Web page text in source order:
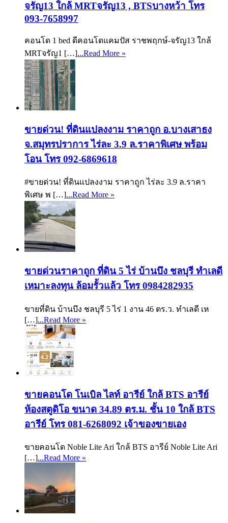
จรัญ13 ใกล้ MRTจรัญ13 , BTSบางหว้า โทร
093-7658997
คอนโด 1 bed ดีคอนโดแคมปัส ราชพฤกษ์-จรัญ13 ใกล้
MRTจรัญ1 […]...Read More »
ขายด่วน! ที่ดินแปลงงาม ราคาถูก อ.บางเสาธง
จ.สมุทรปราการ ไร่ละ 3.9 ล.ราคาพิเศษ พร้อม
โอน โทร 092-6869618
#ขายด่วน! ที่ดินแปลงงาม ราคาถูก ไร่ละ 3.9 ล.ราคา
พิเศษ พ […]...Read More »
ขายด่วนราคาถูก ที่ดิน 5 ไร่ บ้านบึง ชลบุรี ทำเลดี
เหมาะลงทุน ล้อมรั้วแล้ว โทร 0984282935
ขายที่ดิน บ้านบึง ชลบุรี 5 ไร่ 1 งาน 46 ตร.ว. ทำเลดี เห
[…]...Read More »
ขายคอนโด โนเบิล ไลท์ อารีย์ ใกล้ BTS อารีย์
ห้องสตูดิโอ ขนาด 34.89 ตร.ม. ชั้น 10 ใกล้ BTS
อารีย์ โทร 081-6268092 เจ้าของขายเอง
ขายคอนโด Noble Lite Ari ใกล้ BTS อารีย์ Noble Lite Ari
[…]...Read More »